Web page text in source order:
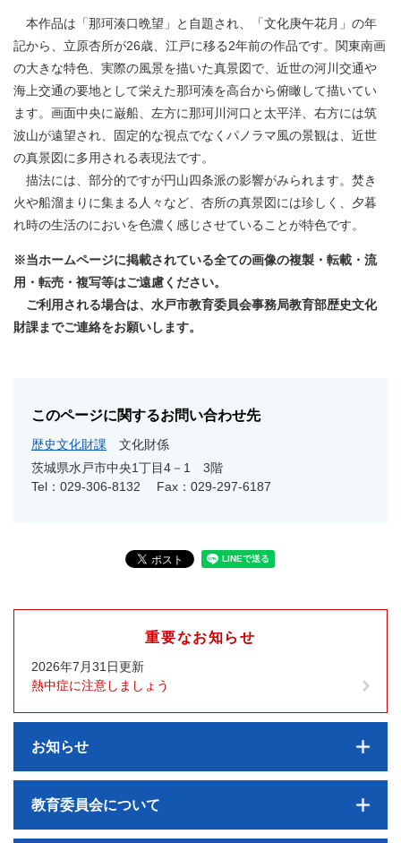
本作品は「那珂湊口晩望」と自題され、「文化庚午花月」の年
記から、立原杏所が26歳、江戸に移る2年前の作品です。関東南画
の大きな特色、実際の風景を描いた真景図で、近世の河川交通や
海上交通の要地として栄えた那珂湊を高台から俯瞰して描いてい
ます。画面中央に巌船、左方に那珂川河口と太平洋、右方には筑
波山が遠望され、固定的な視点でなくパノラマ風の景観は、近世
の真景図に多用される表現法です。
描法には、部分的ですが円山四条派の影響がみられます。焚き
火や船溜まりに集まる人々など、杏所の真景図には珍しく、夕暮
れ時の生活のにおいを色濃く感じさせていることが特色です。
※当ホームページに掲載されている全ての画像の複製・転載・流
用・転売・複写等はご遠慮ください。
ご利用される場合は、水戸市教育委員会事務局教育部歴史文化
財課までご連絡をお願いします。
このページに関するお問い合わせ先
歴史文化財課
文化財係
茨城県水戸市中央1丁目4－1 3階
Tel：029-306-8132
Fax：029-297-6187
重要なお知らせ
2026年7月31日更新
熱中症に注意しましょう
お知らせ
教育委員会について